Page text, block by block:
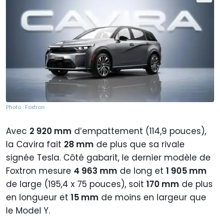
Photo : Foxtron
Avec 2 920 mm d’empattement (114,9 pouces),
la Cavira fait 28 mm de plus que sa rivale
signée Tesla. Côté gabarit, le dernier modèle de
Foxtron mesure 4 963 mm de long et 1 905 mm
de large (195,4 x 75 pouces), soit 170 mm de plus
en longueur et 15 mm de moins en largeur que
le Model Y.